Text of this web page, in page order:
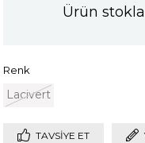
Ürün
Renk
Lacivert
TAVSIYE ET